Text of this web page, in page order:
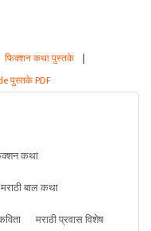
फिक्शन कथा पुस्तके |
पुस्तके PDF
कथा
मराठी बाल कथा
मराठी प्रवास विशेष